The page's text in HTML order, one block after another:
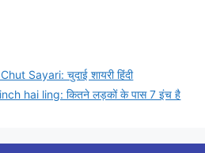
Sayari: चुदाई शायरी हिंदी
hai ling: कितने लड़कों के पास 7 इंच है